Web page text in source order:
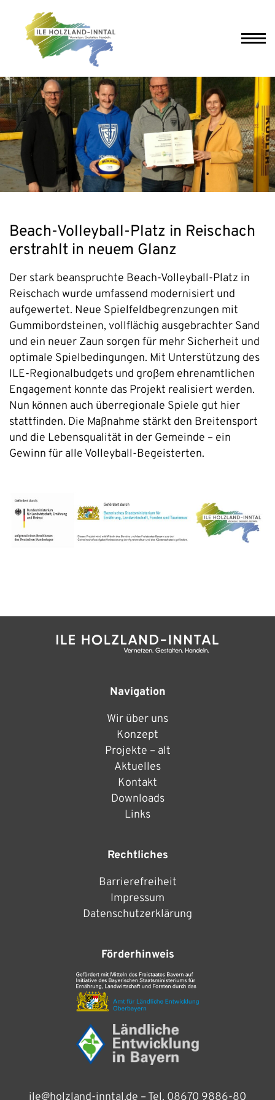
Beach-Volleyball-Platz in Reischach
erstrahlt in neuem Glanz
Der stark beanspruchte Beach-Volleyball-Platz in
Reischach wurde umfassend modernisiert und
aufgewertet. Neue Spielfeldbegrenzungen mit
Gummibordsteinen, vollflächig ausgebrachter Sand
und ein neuer Zaun sorgen für mehr Sicherheit und
optimale Spielbedingungen. Mit Unterstützung des
ILE-Regionalbudgets und großem ehrenamtlichen
Engagement konnte das Projekt realisiert werden.
Nun können auch überregionale Spiele gut hier
stattfinden. Die Maßnahme stärkt den Breitensport
und die Lebensqualität in der Gemeinde – ein
Gewinn für alle Volleyball-Begeisterten.
Navigation
Wir über uns
Konzept
Projekte – alt
Aktuelles
Kontakt
Downloads
Links
Rechtliches
Barrierefreiheit
Impressum
Datenschutzerklärung
Förderhinweis